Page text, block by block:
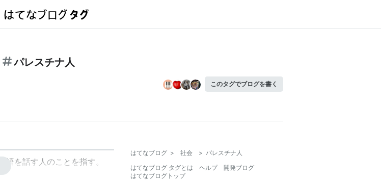
パレスチナ人
このタグでブログを書く
を話す人のことを指す。
はてなブログ > 社会 > パレスチナ人
はてなブログ タグとは
ヘルプ
開発ブログ
はてなブログトップ